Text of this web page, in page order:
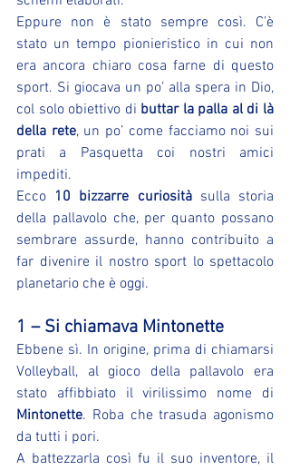
Eppure non è stato sempre così. C’è
stato un tempo pionieristico in cui non
era ancora chiaro cosa farne di questo
sport. Si giocava un po’ alla spera in Dio,
col solo obiettivo di buttar la palla al di là
della rete, un po’ come facciamo noi sui
prati a Pasquetta coi nostri amici
impediti.
Ecco 10 bizzarre curiosità sulla storia
della pallavolo che, per quanto possano
sembrare assurde, hanno contribuito a
far divenire il nostro sport lo spettacolo
planetario che è oggi.
1 – Si chiamava Mintonette
Ebbene sì. In origine, prima di chiamarsi
Volleyball, al gioco della pallavolo era
Mintonette. Roba che trasuda agonismo
da tutti i pori.
A battezzarla così fu il suo inventore, il